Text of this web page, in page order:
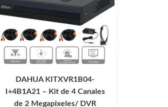
DAHUA KITXVR1B04-
I+4B1A21 – Kit de 4 Canales
de 2 Megapixeles/ DVR